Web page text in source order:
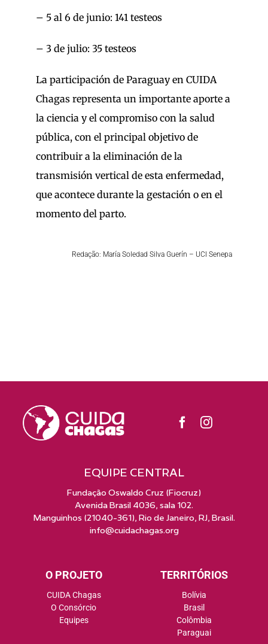
– 5 al 6 de junio: 141 testeos
– 3 de julio: 35 testeos
La participación de Paraguay en CUIDA
Chagas representa un importante aporte a
la ciencia y el compromiso con la salud
pública, con el principal objetivo de
contribuir a la eliminación de la
transmisión vertical de esta enfermedad,
que acontece durante la gestación o en el
momento del parto.
Redação: María Soledad Silva Guerín – UCI Senepa
EQUIPE CENTRAL
Fundação Oswaldo Cruz (Fiocruz)
Avenida Brasil 4036, sala 102.
Manguinhos (21040-361), Rio de Janeiro, RJ, Brasil.
info@cuidachagas.org
O PROJETO
CUIDA Chagas
O Consórcio
Equipes
TERRITÓRIOS
Bolívia
Brasil
Colômbia
Paraguai